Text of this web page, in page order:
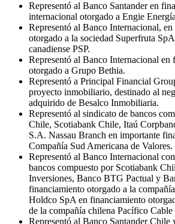
Representó al Banco Santander en
internacional otorgado a Engie
Representó al Banco Internacional,
otorgado a la sociedad Superfruta
canadiense PSP.
Representó al Banco Internacional en
otorgado a Grupo Bethia.
Representó a Principal Financial
proyecto inmobiliario, destinado al
adquirido de Besalco Inmobiliaria.
Representó al sindicato de bancos
Chile, Scotiabank Chile, Itaú
S.A. Nassau Branch en importante
Compañía Sud Americana de Valores.
Representó al Banco Internacional
bancos compuesto por Scotiabank
Inversiones, Banco BTG Pactual y
financiamiento otorgado a la
Holdco SpA en financiamiento
de la compañía chilena Pacífico
Representó al Banco Santander Chile